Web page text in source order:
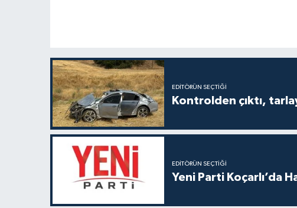
EDITÖRÜN SEÇTIĞI
Kontrolden çıktı,
EDITÖRÜN SEÇTIĞI
Yeni Parti Koçarlı’da